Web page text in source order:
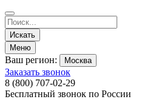
Искать
Меню
Ваш регион: Москва
Заказать звонок
8 (800) 707-02-29
Бесплатный звонок по России